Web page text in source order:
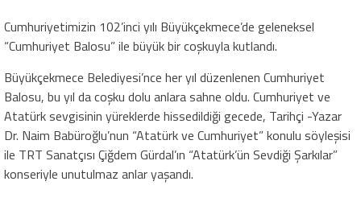
Cumhuriyetimizin 102’inci yılı Büyükçekmece’de geleneksel
“Cumhuriyet Balosu” ile büyük bir coşkuyla kutlandı.
Büyükçekmece Belediyesi’nce her yıl düzenlenen Cumhuriyet
Balosu, bu yıl da coşku dolu anlara sahne oldu. Cumhuriyet ve
Atatürk sevgisinin yüreklerde hissedildiği gecede, Tarihçi -Yazar
Dr. Naim Babüroğlu’nun “Atatürk ve Cumhuriyet” konulu söyleşisi
ile TRT Sanatçısı Çiğdem Gürdal’ın “Atatürk’ün Sevdiği Şarkılar”
konseriyle unutulmaz anlar yaşandı.